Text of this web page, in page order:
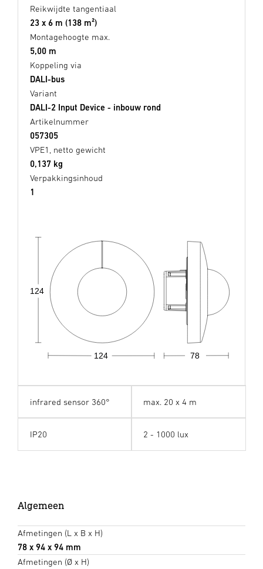
Reikwijdte tangentiaal
23 x 6 m (138 m²)
Montagehoogte max.
5,00 m
Koppeling via
DALI-bus
Variant
DALI-2 Input Device - inbouw rond
Artikelnummer
057305
VPE1, netto gewicht
0,137 kg
Verpakkingsinhoud
1
78
124
124
infrared sensor 360° max. 20 x 4 m
IP20 2 - 1000 lux
Algemeen
Afmetingen (L x B x H)
78 x 94 x 94 mm
Afmetingen (Ø x H)